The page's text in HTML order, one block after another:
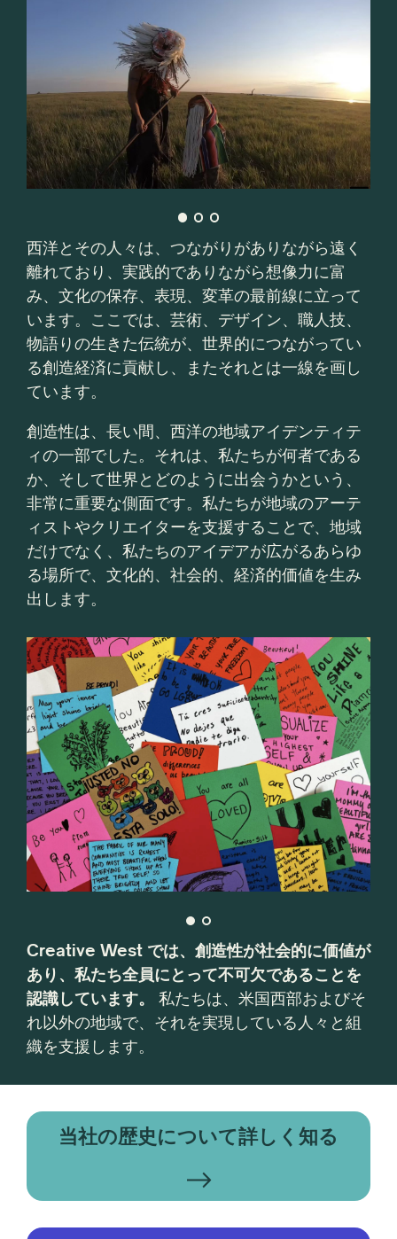
西洋とその人々は、つながりがありながら遠く
離れており、実践的でありながら想像力に富
み、文化の保存、表現、変革の最前線に立って
います。ここでは、芸術、デザイン、職人技、
物語りの生きた伝統が、世界的につながってい
る創造経済に貢献し、またそれとは一線を画し
ています。
創造性は、長い間、西洋の地域アイデンティテ
ィの一部でした。それは、私たちが何者である
か、そして世界とどのように出会うかという、
非常に重要な側面です。私たちが地域のアーテ
ィストやクリエイターを支援することで、地域
だけでなく、私たちのアイデアが広がるあらゆ
る場所で、文化的、社会的、経済的価値を生み
出します。
Creative West では、創造性が社会的に価値が
あり、私たち全員にとって不可欠であることを
認識しています。
私たちは、米国西部およびそ
れ以外の地域で、それを実現している人々と組
織を支援します。
当社の歴史について詳しく知る